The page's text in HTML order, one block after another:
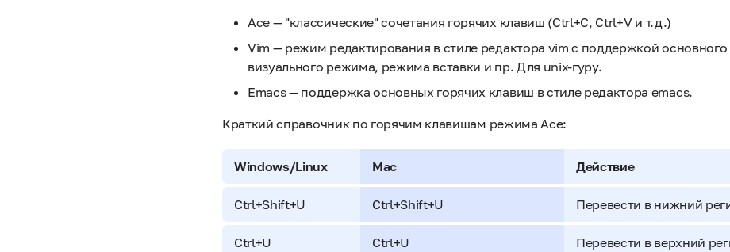
Ace — "классические" сочетания горячих клавиш (Ctrl+C, Ctrl+V и т.д.)
Vim — режим редактирования в стиле редактора vim с поддержкой
визуального режима, режима вставки и пр. Для unix-гуру.
Emacs — поддержка основных горячих клавиш в стиле редактора emacs.
Краткий справочник по горячим клавишам режима Ace:
Windows/Linux Mac Действие
Ctrl+Shift+U Ctrl+Shift+U Перевести в нижний
Ctrl+U Ctrl+U Перевести в верхний